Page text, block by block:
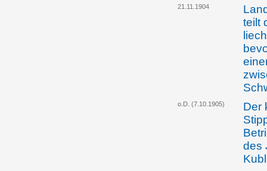
21.11.1904
teilt
o.D. (7.10.1905)
Der
des